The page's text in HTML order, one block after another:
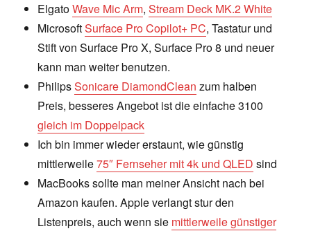
ElgatoWave Mic Arm,Stream Deck MK.2 White
MicrosoftSurface Pro Copilot+ PC, Tastatur und
Stift von Surface Pro X, Surface Pro 8 und neuer
kann man weiter benutzen.
PhilipsSonicare DiamondClean zum halben
Preis, besseres Angebot ist die einfache 3100
gleich im Doppelpack
Ich bin immer wieder erstaunt, wie günstig
mittlerweile75″ Fernseher mit 4k und QLED sind
MacBooks sollte man meiner Ansicht nach bei
Amazon kaufen. Apple verlangt stur den
Listenpreis, auch wenn sie mittlerweile günstiger